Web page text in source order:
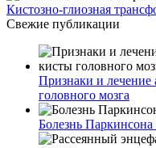
Кистозно-глиозная
Свежие публикации
Признаки и лечение
головного мозга
Болезнь